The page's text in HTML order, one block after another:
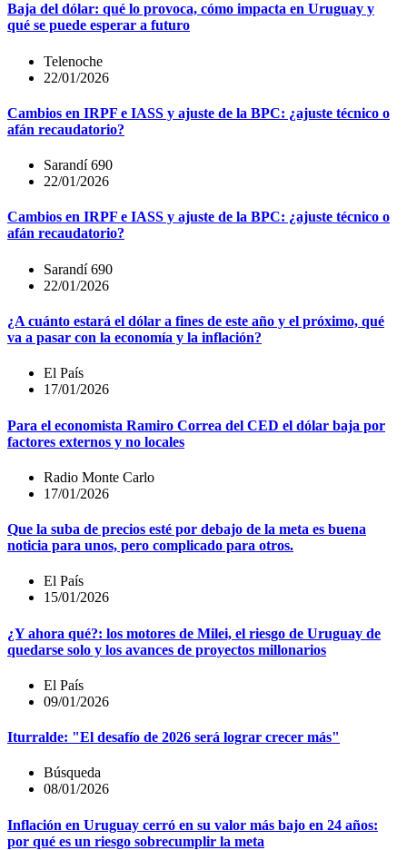
Baja del dólar: qué lo provoca, cómo impacta en Uruguay y
qué se puede esperar a futuro
Telenoche
22/01/2026
Cambios en IRPF e IASS y ajuste de la BPC: ¿ajuste técnico o
afán recaudatorio?
Sarandí 690
22/01/2026
Cambios en IRPF e IASS y ajuste de la BPC: ¿ajuste técnico o
afán recaudatorio?
Sarandí 690
22/01/2026
¿A cuánto estará el dólar a fines de este año y el próximo, qué
va a pasar con la economía y la inflación?
El País
17/01/2026
Para el economista Ramiro Correa del CED el dólar baja por
factores externos y no locales
Radio Monte Carlo
17/01/2026
Que la suba de precios esté por debajo de la meta es buena
noticia para unos, pero complicado para otros.
El País
15/01/2026
¿Y ahora qué?: los motores de Milei, el riesgo de Uruguay de
quedarse solo y los avances de proyectos millonarios
El País
09/01/2026
Iturralde: "El desafío de 2026 será lograr crecer más"
Búsqueda
08/01/2026
Inflación en Uruguay cerró en su valor más bajo en 24 años:
por qué es un riesgo sobrecumplir la meta